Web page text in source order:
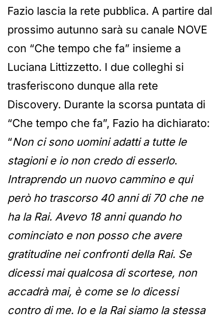
Fazio lascia la rete pubblica. A partire dal
prossimo autunno sarà su canale NOVE
con “Che tempo che fa” insieme a
Luciana Littizzetto. I due colleghi si
trasferiscono dunque alla rete
Discovery. Durante la scorsa puntata di
“Che tempo che fa”, Fazio ha dichiarato:
“Non ci sono uomini adatti a tutte le
stagioni e io non credo di esserlo.
Intraprendo un nuovo cammino e qui
però ho trascorso 40 anni di 70 che ne
ha la Rai. Avevo 18 anni quando ho
cominciato e non posso che avere
gratitudine nei confronti della Rai. Se
dicessi mai qualcosa di scortese, non
accadrà mai, è come se lo dicessi
contro di me. Io e la Rai siamo la stessa